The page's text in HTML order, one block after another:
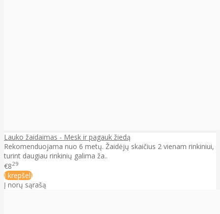
Lauko žaidaimas - Mesk ir pagauk žiedą
Rekomenduojama nuo 6 metų. Žaidėjų skaičius 2 vienam rinkiniui,
turint daugiau rinkinių galima ža..
€829
Į krepšelį
Į norų sąrašą